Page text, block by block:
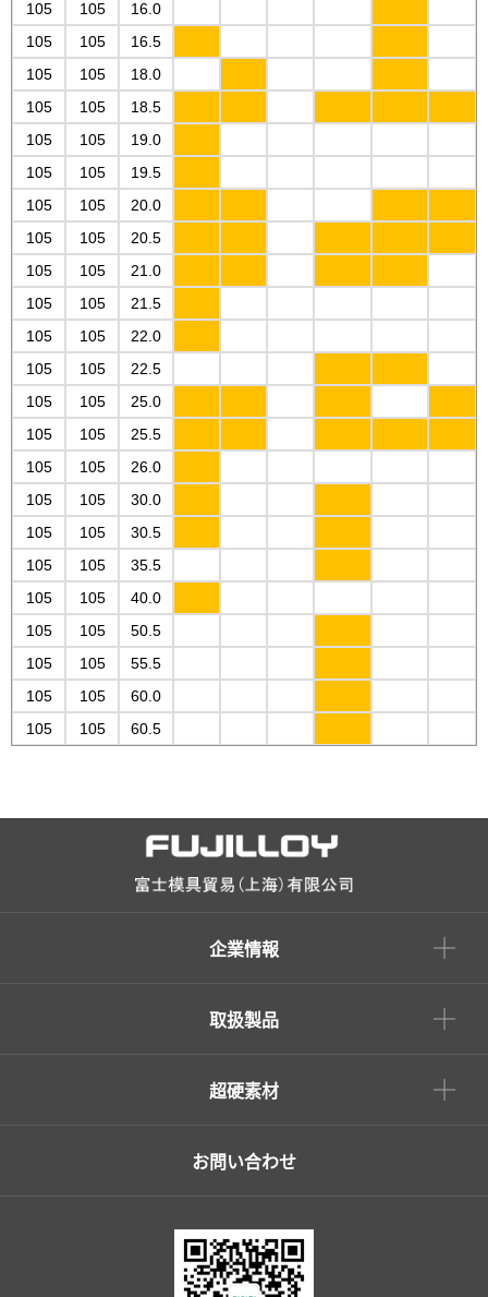
105
105
16.0
105
105
16.5
105
105
18.0
105
105
18.5
105
105
19.0
105
105
19.5
105
105
20.0
105
105
20.5
105
105
21.0
105
105
21.5
105
105
22.0
105
105
22.5
105
105
25.0
105
105
25.5
105
105
26.0
105
105
30.0
105
105
30.5
105
105
35.5
105
105
40.0
105
105
50.5
105
105
55.5
105
105
60.0
105
105 60.5
企業情報
取扱製品
超硬素材
お問い合わせ